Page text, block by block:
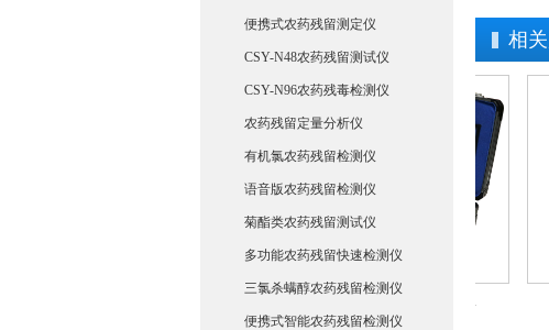
便携式农药残留测定仪
CSY-N48农药残留测试仪
CSY-N96农药残毒检测仪
农药残留定量分析仪
有机氯农药残留检测仪
语音版农药残留检测仪
菊酯类农药残留测试仪
多功能农药残留快速检测仪
三氯杀螨醇农药残留检测仪
便携式智能农药残留检测仪
相